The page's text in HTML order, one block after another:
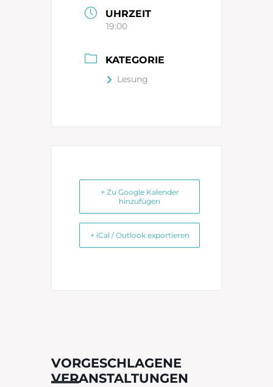
UHRZEIT
19:00
KATEGORIE
Lesung
+ Zu Google Kalender
hinzufügen
+ iCal / Outlook exportieren
VORGESCHLAGENE
VERANSTALTUNGEN